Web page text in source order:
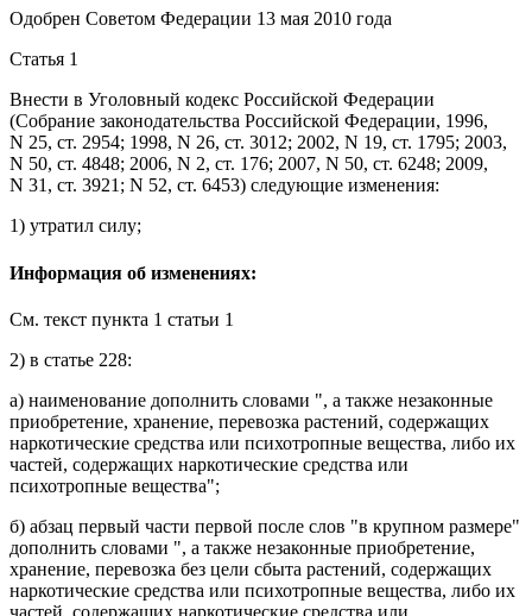
Одобрен Советом Федерации 13 мая 2010 года
Статья 1
Внести в Уголовный кодекс Российской Федерации
(Собрание законодательства Российской Федерации, 1996,
N 25, ст. 2954; 1998, N 26, ст. 3012; 2002, N 19, ст. 1795; 2003,
N 50, ст. 4848; 2006, N 2, ст. 176; 2007, N 50, ст. 6248; 2009,
N 31, ст. 3921; N 52, ст. 6453) следующие изменения:
1) утратил силу;
Информация об изменениях:
См. текст пункта 1 статьи 1
2) в статье 228:
а) наименование дополнить словами ", а также незаконные
приобретение, хранение, перевозка растений, содержащих
наркотические средства или психотропные вещества, либо их
частей, содержащих наркотические средства или
психотропные вещества";
б) абзац первый части первой после слов "в крупном размере"
дополнить словами ", а также незаконные приобретение,
хранение, перевозка без цели сбыта растений, содержащих
наркотические средства или психотропные вещества, либо их
частей, содержащих наркотические средства или